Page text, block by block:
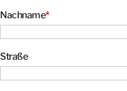
Nachname*
Straße